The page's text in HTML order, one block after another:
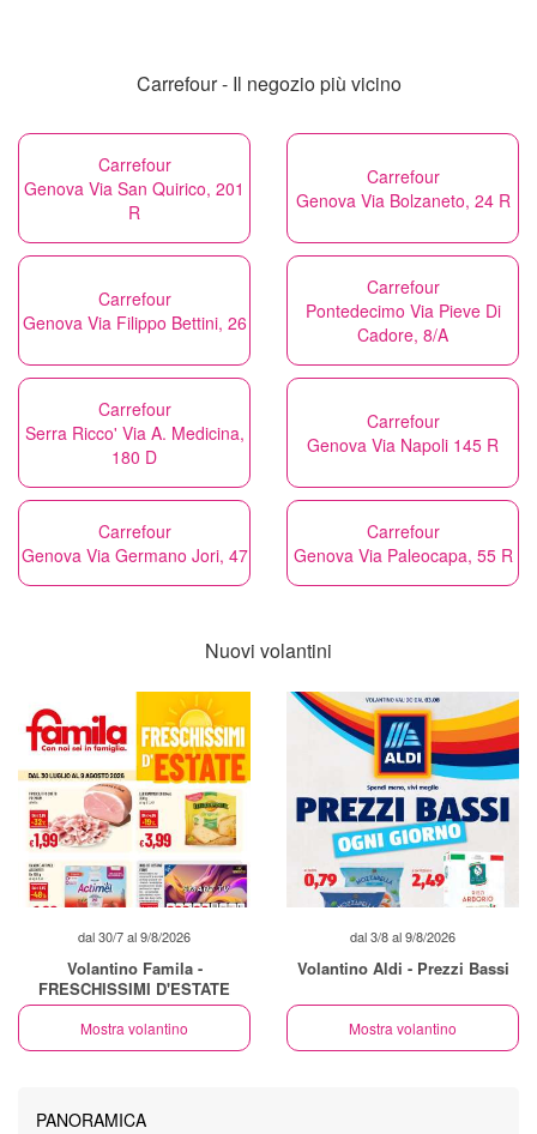
Carrefour - Il negozio più vicino
Carrefour
Genova Via San Quirico, 201
R
Carrefour
Genova Via Bolzaneto, 24 R
Carrefour
Genova Via Filippo Bettini, 26
Carrefour
Pontedecimo Via Pieve Di
Cadore, 8/A
Carrefour
Serra Ricco' Via A. Medicina,
180 D
Carrefour
Genova Via Napoli 145 R
Carrefour
Genova Via Germano Jori, 47
Carrefour
Genova Via Paleocapa, 55 R
Nuovi volantini
dal 30/7 al 9/8/2026
Volantino Famila -
FRESCHISSIMI D'ESTATE
Mostra volantino
dal 3/8 al 9/8/2026
Volantino Aldi - Prezzi Bassi
Mostra volantino
PANORAMICA